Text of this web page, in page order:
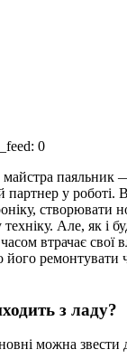
0
майстра паяльник
партнер у роботі.
створювати
Але, як і
втрачає свої
його ремонтувати
з ладу?
можна звести